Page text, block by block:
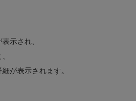
示され、
が表示されます。